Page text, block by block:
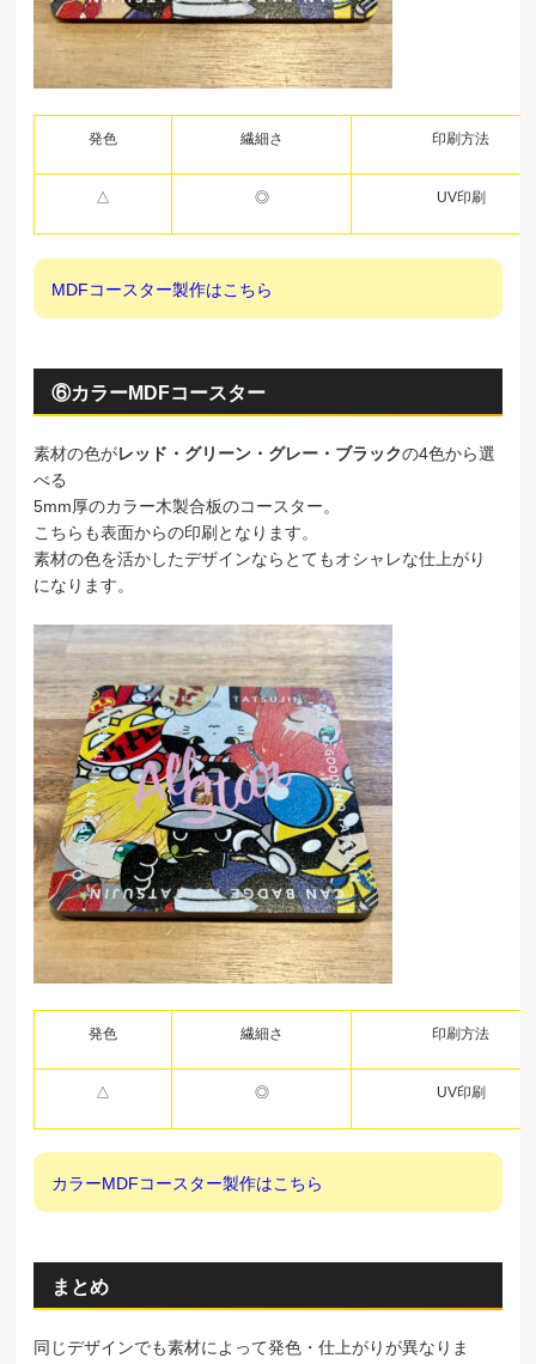
発色 繊細さ 印刷方法
△ ◎ UV印刷
MDFコースター製作はこちら
⑥カラーMDFコースター
素材の色がレッド・グリーン・グレー・ブラックの4色から選
べる
5mm厚のカラー木製合板のコースター。
こちらも表面からの印刷となります。
素材の色を活かしたデザインならとてもオシャレな仕上がり
になります。
発色 繊細さ 印刷方法
△ ◎ UV印刷
カラーMDFコースター製作はこちら
まとめ
同じデザインでも素材によって発色・仕上がりが異なりま